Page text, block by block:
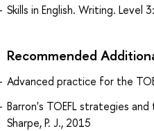
Skills in English. Writing. Level
Recommended
Advanced practice for the
Barron's TOEFL strategies
Sharpe, P. J., 2015